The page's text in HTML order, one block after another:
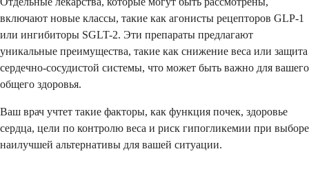
включают новые классы, такие как агонисты рецепторов GLP-1
или ингибиторы SGLT-2. Эти препараты предлагают
уникальные преимущества, такие как снижение веса или защита
сердечно-сосудистой системы, что может быть важно для вашего
общего здоровья.
Ваш врач учтет такие факторы, как функция почек, здоровье
сердца, цели по контролю веса и риск гипогликемии при выборе
наилучшей альтернативы для вашей ситуации.